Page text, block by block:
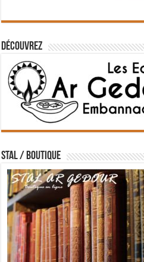
Découvrez
STAL / BOUTIQUE